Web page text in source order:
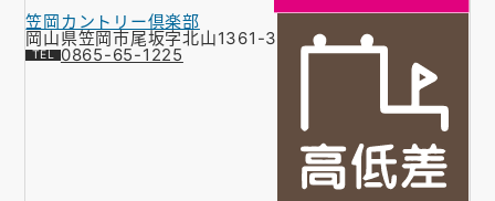
笠岡カントリー倶楽部
岡山県笠岡市尾坂字北山1361-3
0865-65-1225